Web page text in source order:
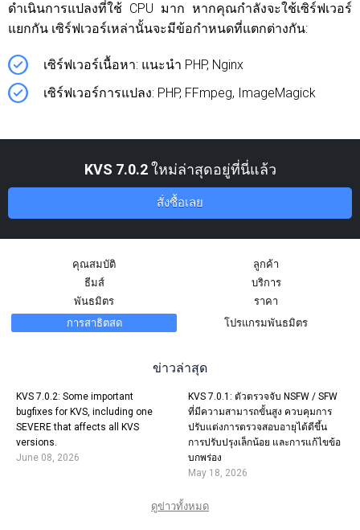
ดำเนินการแปลงที่ใช้ CPU มาก หากคุณกำลังจะใช้เซิร์ฟเวอร์
แยกกัน เซิร์ฟเวอร์เหล่านั้นจะมีข้อกำหนดที่แตกต่างกัน:
เซิร์ฟเวอร์เนื้อหา: แนะนำ PHP, Nginx
เซิร์ฟเวอร์การแปลง: PHP, FFmpeg, ImageMagick
KVS 7.0.2ใหม่ล่าสุดอยู่ที่นี่แล้ว
สั่งซื้อเลย
คุณสมบัติ
ลูกค้า
ธีมส์
บริการ
พันธมิตร
ราคา
การสาธิตสด
โปรแกรมพันธมิตร
ข่าวล่าสุด
KVS 7.0.2: Some important
bugfixes for KVS, including one
SEVERE that affects all KVS
versions.
June 08, 2026
KVS 7.0.1: ตัวตรวจจับ NSFW / SFW
ที่มีความสามารถขั้นสูง ควบคุมการ
ปรับแต่งการตรวจสอบอายุได้ดีขึ้น
การปรับปรุงเล็กน้อย และการแก้ไขข้อ
บกพร่อง
May 18, 2026
ดูข่าวทั้งหมด